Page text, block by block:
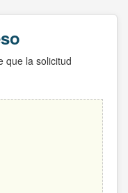
que la solicitud